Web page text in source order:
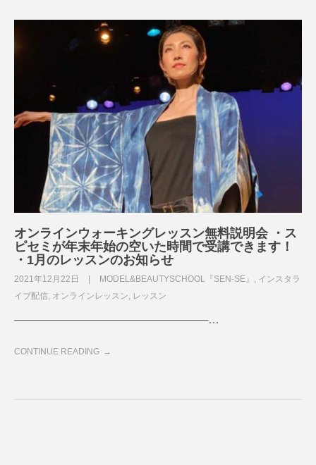
オンラインウォーキングレッスン無料説明会 ・ス
ピセミが年末年始の空いた時間で受講できます！
・1月のレッスンのお知らせ
2021年12月22日 MODEL&BEAUTYSCHOOL『SEN-SE』
インスタラ
イブ配信 オンラインレッスン レッスン
─────────────────────────…
CONTINUE READING